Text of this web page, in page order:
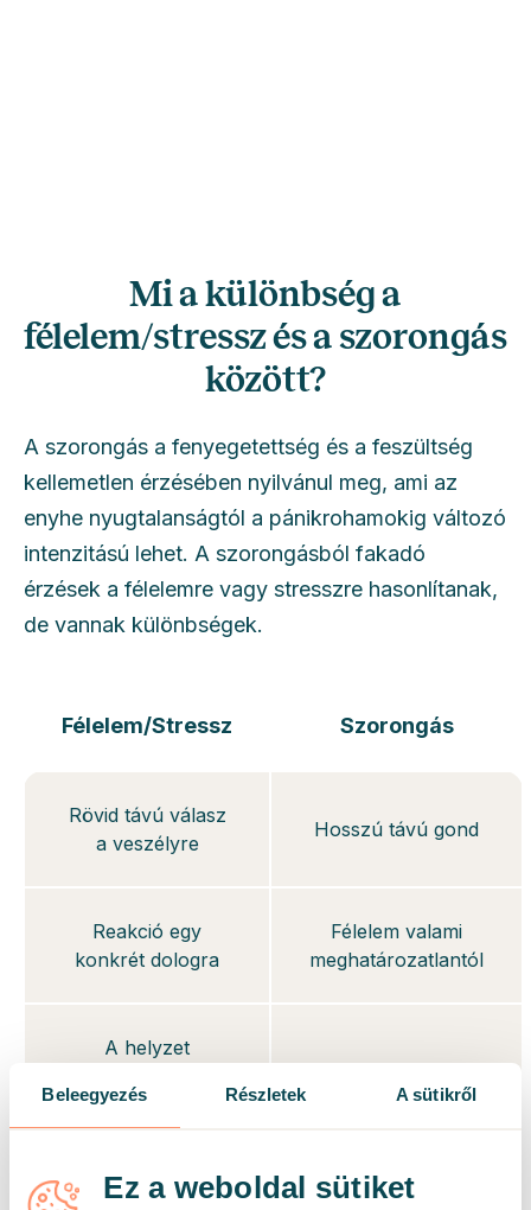
Beleegyezés Részletek A sütikről
Ez a weboldal sütiket
Mi a különbség a
félelem/stressz és a szorongás
között?
A szorongás a fenyegetettség és a feszültség
kellemetlen érzésében nyilvánul meg, ami az
enyhe nyugtalanságtól a pánikrohamokig változó
intenzitású lehet. A szorongásból fakadó
érzések a félelemre vagy stresszre hasonlítanak,
de vannak különbségek.
Félelem/Stressz Szorongás
Rövid távú válasz
a veszélyre
Hosszú távú gond
Reakció egy
konkrét dologra
Félelem valami
meghatározatlantól
A helyzet
idővel a
félelem/stressz is
másodperctől több